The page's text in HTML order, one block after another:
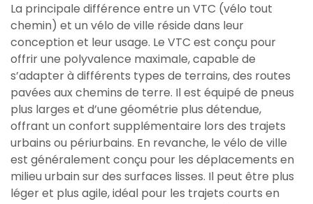
La principale différence entre un VTC (vélo tout
chemin) et un vélo de ville réside dans leur
conception et leur usage. Le VTC est conçu pour
offrir une polyvalence maximale, capable de
s’adapter à différents types de terrains, des routes
pavées aux chemins de terre. Il est équipé de pneus
plus larges et d’une géométrie plus détendue,
offrant un confort supplémentaire lors des trajets
urbains ou périurbains. En revanche, le vélo de ville
est généralement conçu pour les déplacements en
milieu urbain sur des surfaces lisses. Il peut être plus
léger et plus agile, idéal pour les trajets courts en